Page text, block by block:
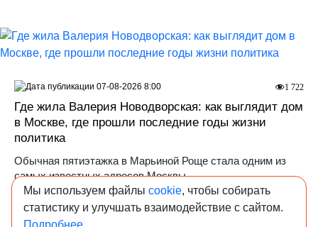
Где жила Валерия Новодворская: как выглядит дом
в Москве, где прошли последние годы жизни
политика
Обычная пятиэтажка в Марьиной Роще стала одним из
самых известных адресов Москвы.
ИЖС Мировой девелопмент
1 722
07-08-2026 8:00
Мы используем файлы cookie, чтобы собирать
статистику и улучшать взаимодействие с сайтом.
Подробнее...